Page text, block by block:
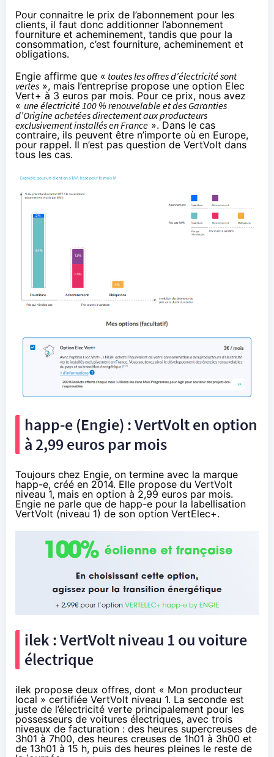
Pour connaitre le prix de l’abonnement pour les
clients, il faut donc additionner l’abonnement
fourniture et acheminement, tandis que pour la
consommation, c’est fourniture, acheminement et
obligations.
Engie affirme que « toutes les offres d’électricité sont
vertes », mais l’entreprise propose une option Elec
Vert+ à 3 euros par mois. Pour ce prix, nous avez
« une électricité 100 % renouvelable et des Garanties
d’Origine achetées directement aux producteurs
exclusivement installés en France ». Dans le cas
contraire, ils peuvent être n’importe où en Europe,
pour rappel. Il n’est pas question de VertVolt dans
tous les cas.
happ-e (Engie) : VertVolt en option
à 2,99 euros par mois
Toujours chez Engie, on termine avec la marque
happ-e, créé en 2014. Elle propose du VertVolt
niveau 1, mais en option à 2,99 euros par mois.
Engie ne parle que de happ-e pour la labellisation
VertVolt (niveau 1) de son option VertElec+.
ilek : VertVolt niveau 1 ou voiture
électrique
ilek propose deux offres, dont « Mon producteur
local » certifiée VertVolt niveau 1. La seconde est
juste de l’électricité verte principalement pour les
possesseurs de voitures électriques, avec trois
niveaux de facturation : des heures supercreuses de
3h01 à 7h00, des heures creuses de 1h01 à 3h00 et
de 13h01 à 15 h, puis des heures pleines le reste de